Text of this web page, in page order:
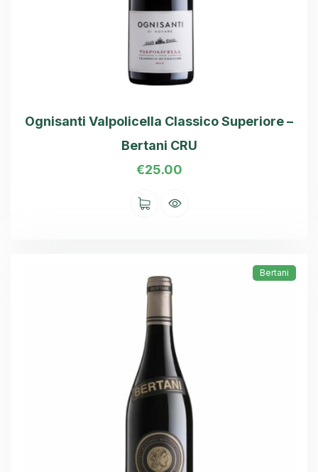
Ognisanti Valpolicella Classico Superiore –
Bertani CRU
€25.00
Bertani